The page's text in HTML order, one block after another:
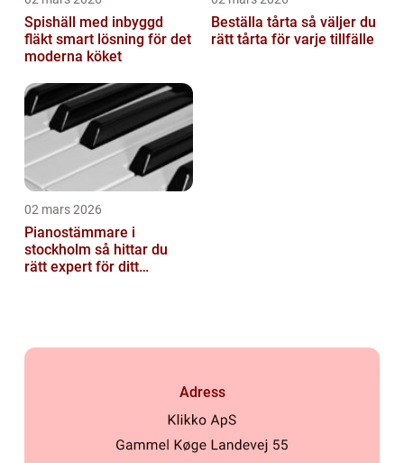
Spishäll med inbyggd
fläkt smart lösning för det
moderna köket
Beställa tårta så väljer du
rätt tårta för varje tillfälle
02 mars 2026
Pianostämmare i
stockholm så hittar du
rätt expert för ditt
Adress